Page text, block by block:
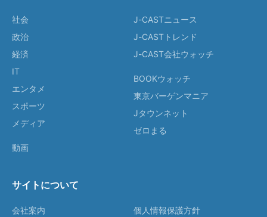
社会
政治
経済
IT
エンタメ
スポーツ
メディア
動画
J-CASTニュース
J-CASTトレンド
J-CAST会社ウォッチ
BOOKウォッチ
東京バーゲンマニア
Jタウンネット
ゼロまる
サイトについて
会社案内
個人情報保護方針